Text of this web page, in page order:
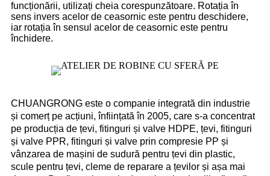
funcționării, utilizați cheia corespunzătoare. Rotația în
sens invers acelor de ceasornic este pentru deschidere,
iar rotația în sensul acelor de ceasornic este pentru
închidere.
CHUANGRONG este o companie integrată din industrie
și comerț pe acțiuni, înființată în 2005, care s-a concentrat
pe producția de țevi, fitinguri și valve HDPE, țevi, fitinguri
și valve PPR, fitinguri și valve prin compresie PP și
vânzarea de mașini de sudură pentru țevi din plastic,
scule pentru țevi, cleme de reparare a țevilor și așa mai